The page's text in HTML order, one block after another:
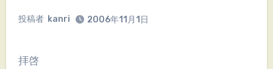
投稿者 kanri 2006年11月1日
拝啓